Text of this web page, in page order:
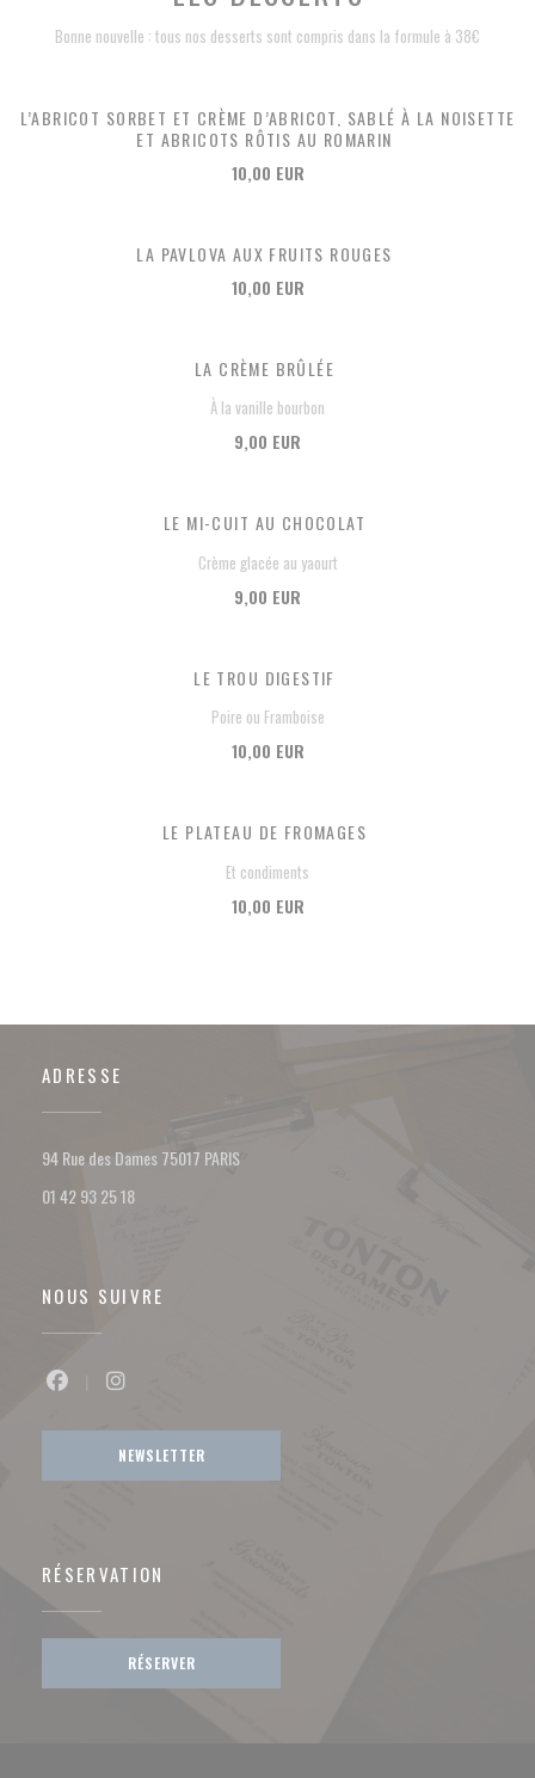
Bonne nouvelle : tous nos desserts sont compris dans la formule à 38€
L’ABRICOT SORBET ET CRÈME D’ABRICOT, SABLÉ À LA NOISETTE
ET ABRICOTS RÔTIS AU ROMARIN
10,00 EUR
LA PAVLOVA AUX FRUITS ROUGES
10,00 EUR
LA CRÈME BRÛLÉE
À la vanille bourbon
9,00 EUR
LE MI-CUIT AU CHOCOLAT
Crème glacée au yaourt
9,00 EUR
LE TROU DIGESTIF
Poire ou Framboise
10,00 EUR
LE PLATEAU DE FROMAGES
Et condiments
10,00 EUR
ADRESSE
94 Rue des Dames 75017 PARIS((ouvre une nouvelle fenêtre))
01 42 93 25 18
NOUS SUIVRE
Facebook ((ouvre une nouvelle fenêtre))
Instagram ((ouvre une nouvelle fenêtre))
NEWSLETTER
RÉSERVATION
RÉSERVER